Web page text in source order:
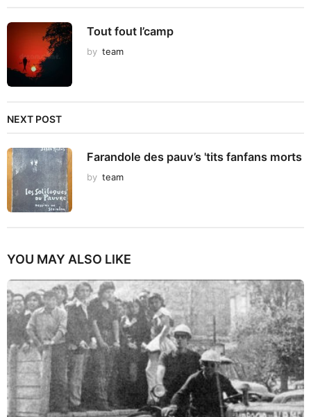
Tout fout l’camp
by team
NEXT POST
Farandole des pauv’s 'tits fanfans morts
by team
YOU MAY ALSO LIKE